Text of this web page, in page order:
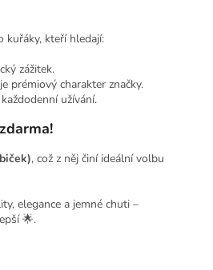
kuřáky, kteří hledají:
zážitek.
prémiový charakter značky.
užívání.
, což z něj činí ideální volbu
elegance a jemné chuti –
🌟.